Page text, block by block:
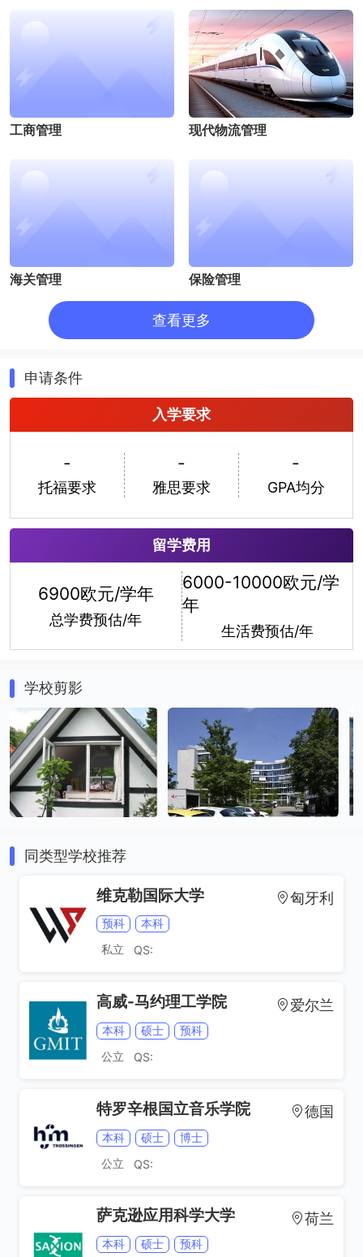
经验、超越专业范畴的领导力以及沟通能力是非常受企业
与此同时，企业甚至愿意为员工提供资金方面的支持：三
分之一的企业愿意承担员工学习mba课程的全部费用，百
分之53的企业愿意承担至少一部分学习费用。金融领域和
市场营销方面的中高层及专业人士将优先得到支持，因此
德国商学院的MBA课程目前越来越获得在职人士的青睐。
工商管理 现代物流管理
海关管理 保险管理
金融学 高级工商管理
查看更多
申请条件
入学要求
-
托福要求
-
雅思要求
-
GPA均分
留学费用
6900欧元/学年
总学费预估/年
6000-10000欧元/学
年
生活费预估/年
学校剪影
同类型学校推荐
维克勒国际大学 匈牙利
预科
本科
私立
QS:
高威-马约理工学院 爱尔兰
本科 硕士
预科
公立
QS:
特罗辛根国立音乐学院 德国
本科 硕士
博士
公立
QS:
萨克逊应用科学大学 荷兰
本科 硕士 预科